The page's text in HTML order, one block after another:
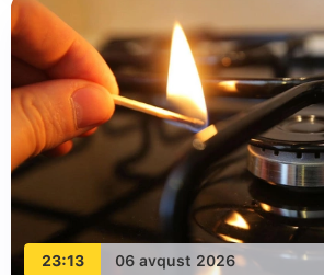
23:13 06 avqust 2026